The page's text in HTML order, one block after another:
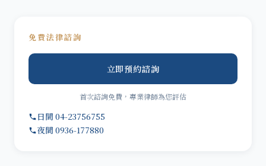
免費法律諮詢
立即預約諮詢
首次諮詢免費，專業律師為您評估
日間 04-23756755
夜間 0936-177880